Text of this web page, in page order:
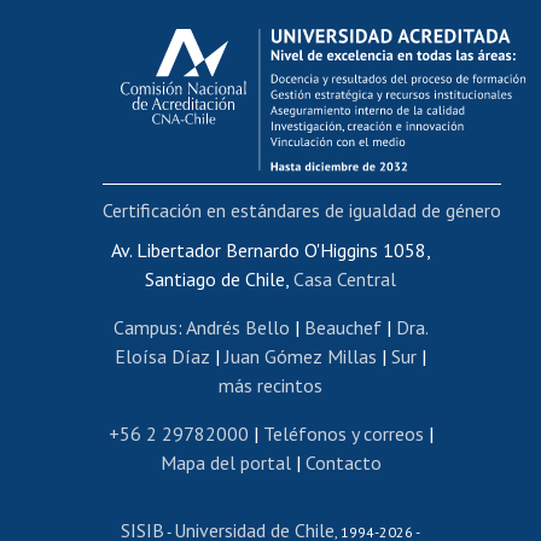
Calificación académica
Postulación al AUCAI
Funcionarias/os
Cursos internos de capacitación
Bienestar del personal
Portal de movilidad interna
Certificado de renta
Certificado de renta honorarios
Editar páginas blancas
Extranjeras/os
Revalidación y reconocimiento de títulos
Postulación al Programa de Movilidad Estudiantil
Cursos de español
Av. Libertador Bernardo O'Higgins 1058,
Santiago de Chile, Casa Central
Campus: Andrés Bello | Beauchef| Dra.
Eloísa Díaz |Juan Gómez Millas | Sur |
más recintos
+56 2 29782000 | Teléfonos y correos |
Mapa del portal| Contacto
SISIB - Universidad de Chile, 1994-2026 -
Certificación en estándares de igualdad de género